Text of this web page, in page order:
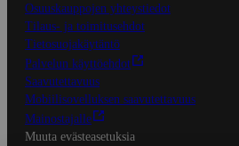
Osuuskauppojen yhteystiedot
Tilaus- ja toimitusehdot
Tietosuojakäytäntö
Palvelun käyttöehdot
Saavutettavuus
Mobiilisovelluksen saavutettavuus
Mainostajalle
Muuta evästeasetuksia